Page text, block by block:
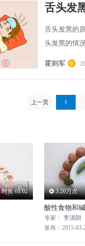
舌头发
舌头发黑的
头发黑的情
霍则军
上一页 1
时长 01:02 3.20万次
酸性食物和
专家： 李清朗
发布：2015-03-